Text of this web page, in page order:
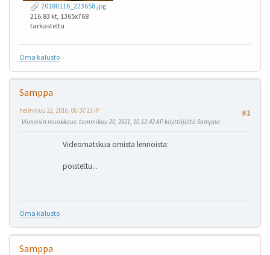
20180116_223658.jpg
216.83 kt, 1365x768
tarkasteltu
Oma kalusto
Samppa
#1
helmikuu 22, 2016, 06:37:21 IP
Viimeisin muokkaus: tammikuu 20, 2021, 10:12:42 AP käyttäjältä Samppa
Videomatskua omista lennoista:
poistettu...
Oma kalusto
Samppa